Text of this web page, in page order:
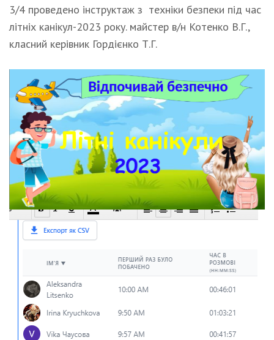
3/4 проведено інструктаж з техніки безпеки під час
літніх канікул-2023 року. майстер в/н Котенко В.Г.,
класний керівник Гордієнко Т.Г.